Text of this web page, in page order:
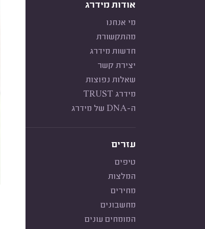
אודות מידרג
מי אנחנו
מהתקשורת
חדשות מידרג
יצירת קשר
שאלות נפוצות
מידרג TRUST
ה-DNA של מידרג
עזרים
טיפים
המלצות
מחירים
מחשבונים
המומחים עונים